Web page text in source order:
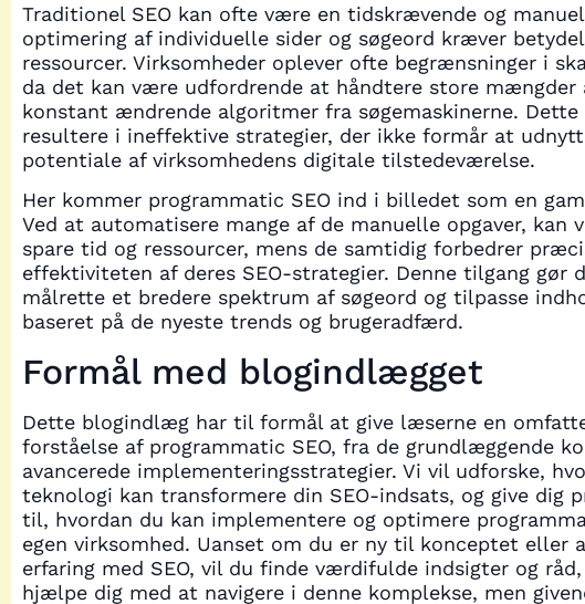
Traditionel SEO kan ofte være en tidskrævende og
optimering af individuelle sider og søgeord kræver
ressourcer. Virksomheder oplever ofte begrænsninger i
da det kan være udfordrende at håndtere store mængder
konstant ændrende algoritmer fra søgemaskinerne. Dette
resultere i ineffektive strategier, der ikke formår at
potentiale af virksomhedens digitale tilstedeværelse.
Her kommer programmatic SEO ind i billedet som en
Ved at automatisere mange af de manuelle opgaver, kan
spare tid og ressourcer, mens de samtidig forbedrer
effektiviteten af deres SEO-strategier. Denne tilgang gør
målrette et bredere spektrum af søgeord og tilpasse
baseret på de nyeste trends og brugeradfærd.
Formål med blogindlægget
Dette blogindlæg har til formål at give læserne en
forståelse af programmatic SEO, fra de grundlæggende
avancerede implementeringsstrategier. Vi vil udforske,
teknologi kan transformere din SEO-indsats, og give dig
til, hvordan du kan implementere og optimere
egen virksomhed. Uanset om du er ny til konceptet eller
erfaring med SEO, vil du finde værdifulde indsigter og
hjælpe dig med at navigere i denne komplekse, men